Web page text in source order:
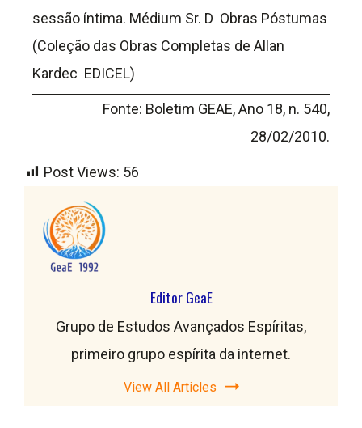
sessão íntima. Médium Sr. D ­ Obras Póstumas
(Coleção das Obras Completas de Allan
Kardec ­ EDICEL)
Fonte: Boletim GEAE, Ano 18, n. 540,
28/02/2010.
Post Views: 56
Editor GeaE
Grupo de Estudos Avançados Espíritas,
primeiro grupo espírita da internet.
View All Articles